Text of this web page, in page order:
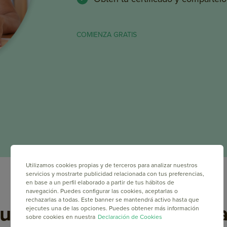
COMIENZA GRATIS
va dirigida la
Utilizamos cookies propias y de terceros para analizar nuestros
servicios y mostrarte publicidad relacionada con tus preferencias,
en base a un perfil elaborado a partir de tus hábitos de
navegación. Puedes configurar las cookies, aceptarlas o
rechazarlas a todas. Este banner se mantendrá activo hasta que
ejecutes una de las opciones. Puedes obtener más información
sobre cookies en nuestra Declaración de Cookies